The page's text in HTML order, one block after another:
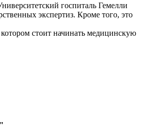
госпиталь Гемелли
экспертиз. Кроме того, это
стоит начинать медицинскую